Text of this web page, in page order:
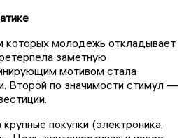
которых молодежь откладывает
заметную
мотивом стала
Второй по значимости стимул —
покупки (электроника,